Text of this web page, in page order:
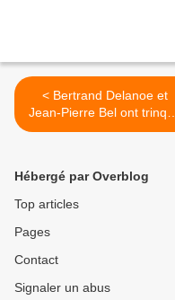
< Bertrand Delanoe et
Jean-Pierre Bel ont trinqué
avec le responsable des
Hébergé par Overblog
Top articles
Pages
Contact
Signaler un abus